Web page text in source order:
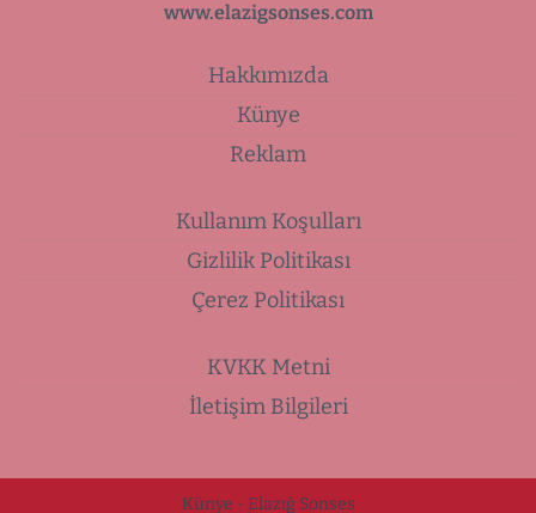
www.elazigsonses.com
Hakkımızda
Künye
Reklam
Kullanım Koşulları
Gizlilik Politikası
Çerez Politikası
KVKK Metni
İletişim Bilgileri
Künye - Elazığ Sonses